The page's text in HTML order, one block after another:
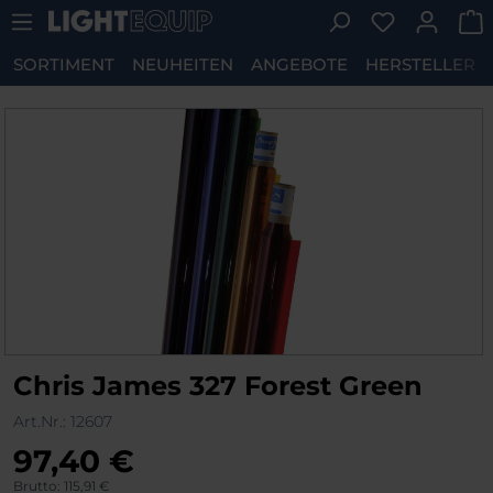
Zum Hauptinhalt springen Du hast 0
SORTIMENT NEUHEITEN ANGEBOTE HERSTELLER
Bildergalerie überspringen
Chris James 327 Forest Green
Art.Nr.: 12607
97,40 €
Brutto: 115,91 €